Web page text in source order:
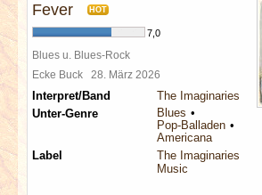
SPECIALS
REDAKTION
LINKS
Fever HOT
7,0
Blues u. Blues-Rock
Ecke Buck 28. März 2026
Interpret/Band
The Imaginaries
Unter-Genre
Blues
Pop-Balladen
Americana
Label
The Imaginaries
Music